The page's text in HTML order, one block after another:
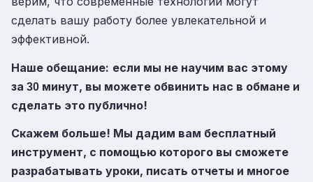
сделать вашу работу более увлекательной и
эффективной.
Наше обещание: если мы не научим вас этому
за 30 минут, вы можете обвинить нас в обмане и
сделать это публично!
Скажем больше! Мы дадим вам бесплатный
инструмент, с помощью которого вы сможете
разрабатывать уроки, писать отчеты и многое